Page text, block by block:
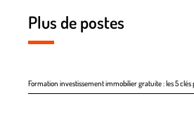
Plus de postes
Formation investissement immobilier gratuite : les 5